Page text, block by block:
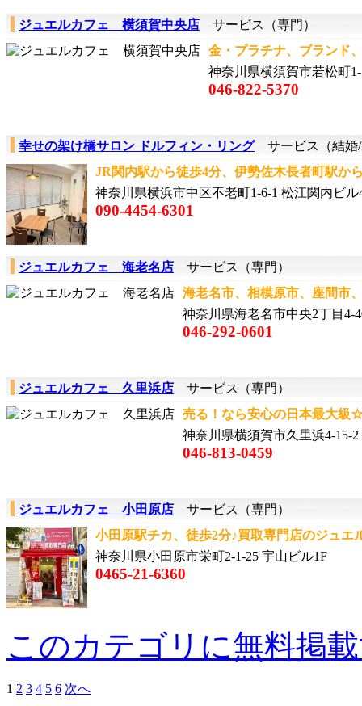
ジュエルカフェ 横須賀中央店 サービス（専門）
金・プラチナ、ブランド
神奈川県横須賀市若松町
046-822-5370
幸せの架け橋サロン ドルフィン・リングサービス（結婚/
JR関内駅から徒歩4分、伊勢佐木長者町駅か
神奈川県横浜市中区不老町1-6-1 松江関内ビル
090-4454-6301
ジュエルカフェ 海老名店 サービス（専門）
海老名市、相模原市、座間市
神奈川県海老名市中央2丁目4-
046-292-0601
ジュエルカフェ 久里浜店 サービス（専門）
売る！なら安心の日本最大級
神奈川県横須賀市久里浜4-15-
046-813-0459
ジュエルカフェ 小田原店 サービス（専門）
小田原駅チカ、徒歩2分♪買取専門店のジュエ
神奈川県小田原市栄町2-1-25 宇山ビル1F
0465-21-6360
このカテゴリに無料掲
1 2 3 4 5 6 次へ